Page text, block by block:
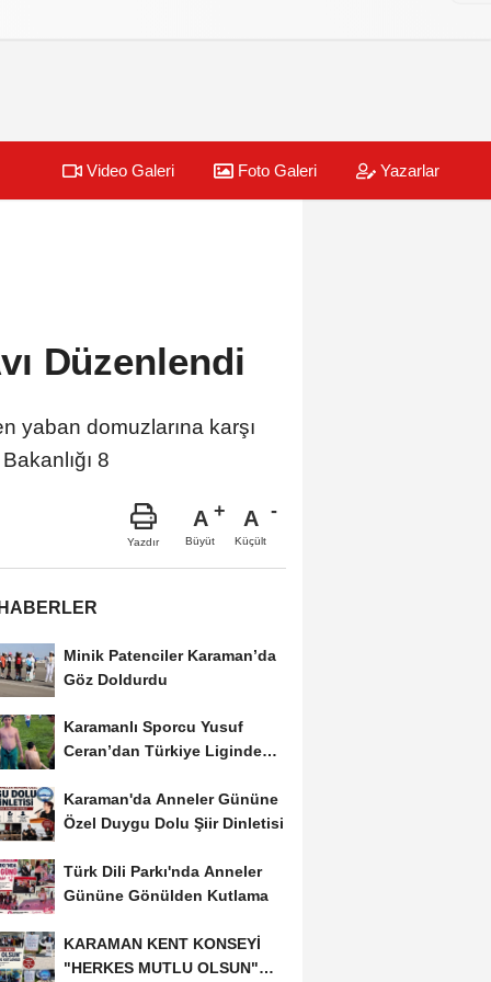
Video Galeri Foto Galeri Yazarlar
Düzenlendi
yaban domuzlarına karşı
8
Yazdır
A
Büyüt
A
Küçült
Minik Patenciler Karaman’da
Göz Doldurdu
Karamanlı Sporcu Yusuf
Ceran’dan Türkiye Liginde
Karaman'da Anneler Gününe
Özel Duygu Dolu Şiir Dinletisi
Türk Dili Parkı'nda Anneler
Gününe Gönülden Kutlama
KARAMAN KENT KONSEYİ
"HERKES MUTLU OLSUN"